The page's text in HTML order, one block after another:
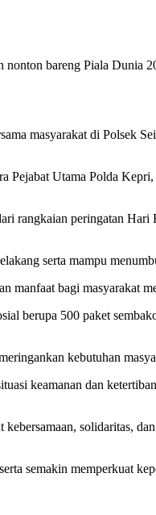
bareng Piala Dunia
masyarakat di Polsek
Utama Polda
rangkaian peringatan
serta mampu
bagi masyarakat
berupa 500 paket
kebutuhan
keamanan dan
solidaritas,
semakin memperkuat